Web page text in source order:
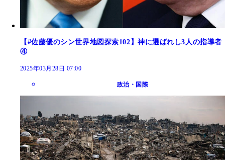
【#佐藤優のシン世界地図探索102】神に選ばれし3人の指導者
④
2025年03月28日 07:00
政治・国際